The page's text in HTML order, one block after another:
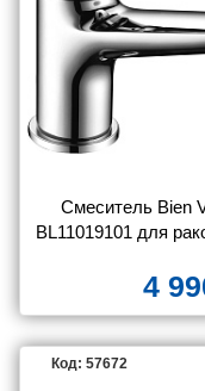
Смеситель Bien
BL11019101 для
4
Код: 57672